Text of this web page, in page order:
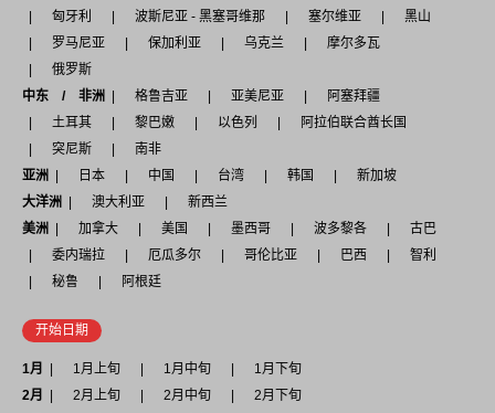
匈牙利
波斯尼亚 - 黑塞哥维那 塞尔维亚
黑山
罗马尼亚
保加利亚 乌克兰
摩尔多瓦
俄罗斯
中东 / 非洲
格鲁吉亚 亚美尼亚
阿塞拜疆
土耳其
黎巴嫩 以色列
阿拉伯联合酋长国
突尼斯
南非
亚洲
日本 中国 台湾 韩国
新加坡
大洋洲
澳大利亚
新西兰
美洲
加拿大 美国 墨西哥 波多黎各
古巴
委内瑞拉
厄瓜多尔 哥伦比亚 巴西
智利
秘鲁
阿根廷
开始日期
1月 1月上旬 1月中旬
1月下旬
2月
2月上旬 2月中旬
2月下旬